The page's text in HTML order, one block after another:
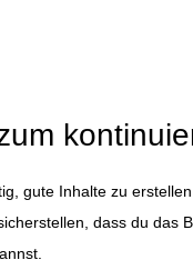
gute Inhalte zu
dass du